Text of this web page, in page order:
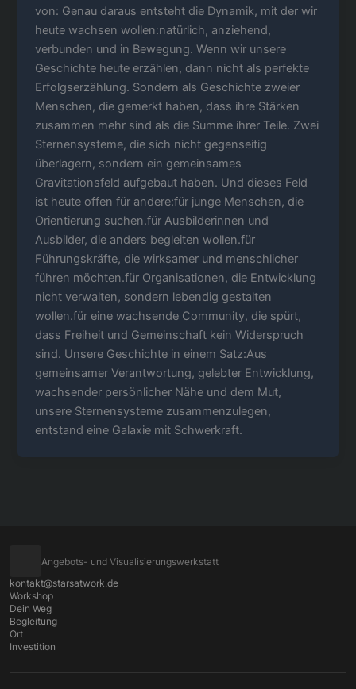
von: Genau daraus entsteht die Dynamik, mit der wir
heute wachsen wollen:natürlich, anziehend,
verbunden und in Bewegung. Wenn wir unsere
Geschichte heute erzählen, dann nicht als perfekte
Erfolgserzählung. Sondern als Geschichte zweier
Menschen, die gemerkt haben, dass ihre Stärken
zusammen mehr sind als die Summe ihrer Teile. Zwei
Sternensysteme, die sich nicht gegenseitig
überlagern, sondern ein gemeinsames
Gravitationsfeld aufgebaut haben. Und dieses Feld
ist heute offen für andere:für junge Menschen, die
Orientierung suchen.für Ausbilderinnen und
Ausbilder, die anders begleiten wollen.für
Führungskräfte, die wirksamer und menschlicher
führen möchten.für Organisationen, die Entwicklung
nicht verwalten, sondern lebendig gestalten
wollen.für eine wachsende Community, die spürt,
dass Freiheit und Gemeinschaft kein Widerspruch
sind. Unsere Geschichte in einem Satz:Aus
gemeinsamer Verantwortung, gelebter Entwicklung,
wachsender persönlicher Nähe und dem Mut,
unsere Sternensysteme zusammenzulegen,
entstand eine Galaxie mit Schwerkraft.
Angebots- und Visualisierungswerkstatt
Workshop
Dein Weg
Begleitung
Ort
Investition
kontakt@starsatwork.de